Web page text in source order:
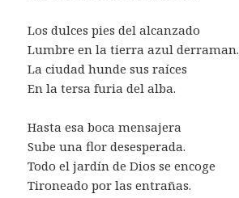
Los dulces pies del alcanzado
Lumbre en la tierra azul derraman.
La ciudad hunde sus raíces
En la tersa furia del alba.
Hasta esa boca mensajera
Sube una flor desesperada.
Todo el jardín de Dios se encoge
Tironeado por las entrañas.